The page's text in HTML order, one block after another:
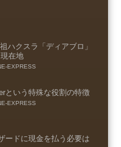
クスラ「ディアブロ」
在地
EXPRESS
という特殊な役割の特徴
EXPRESS
ードに現金を払う必要は